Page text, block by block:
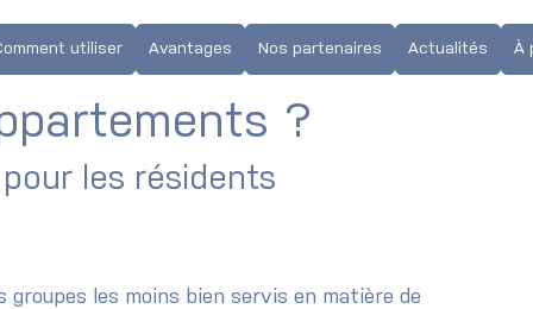
utiliser Avantages Nos partenaires Actualités À
vélo
?
les résidents
les moins bien servis en matière de